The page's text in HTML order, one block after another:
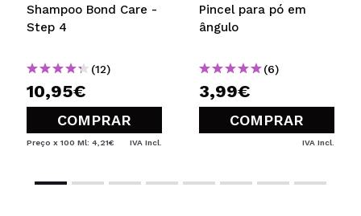
Shampoo Bond Care -
Step 4
(12)
10,95€
COMPRAR
Preço x 100 Ml: 4,21€ IVA Incl.
Pincel para pó em
ângulo
(6)
3,99€
COMPRAR
IVA Incl.